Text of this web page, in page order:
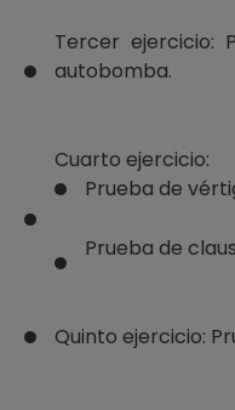
Tercer ejercicio:
autobomba.
Cuarto ejercicio:
Prueba de
Prueba de
Quinto ejercicio: